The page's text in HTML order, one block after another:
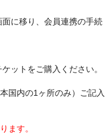
に移り、会員連携の手続
ットをご購入ください。
国内の1ヶ所のみ）ご記入
ます。